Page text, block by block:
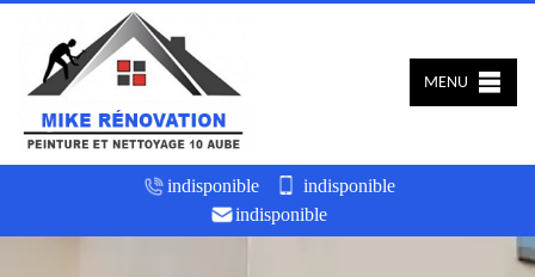
indisponible
indisponible
indisponible
MENU